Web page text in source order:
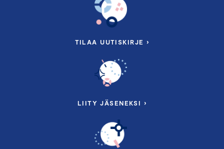
TILAA UUTISKIRJE ›
LIITY JÄSENEKSI ›